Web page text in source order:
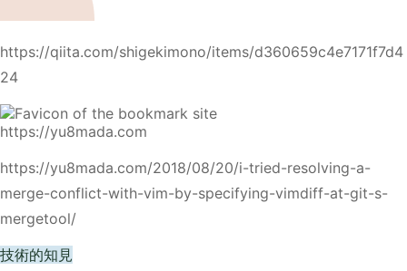
https://qiita.com/shigekimono/items/d360659c4e7171f7d4
24
https://yu8mada.com
https://yu8mada.com/2018/08/20/i-tried-resolving-a-
merge-conflict-with-vim-by-specifying-vimdiff-at-git-s-
mergetool/
技術的知見